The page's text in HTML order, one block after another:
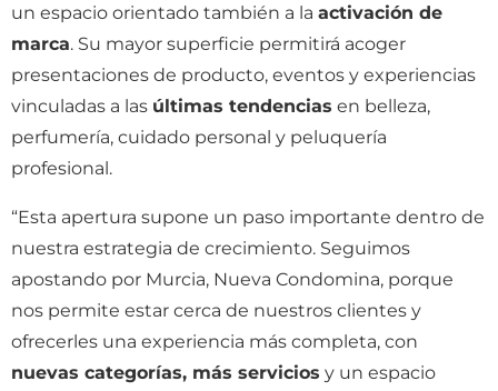
un espacio orientado también a la activación de
marca. Su mayor superficie permitirá acoger
presentaciones de producto, eventos y experiencias
vinculadas a las últimas tendencias en belleza,
perfumería, cuidado personal y peluquería
profesional.
“Esta apertura supone un paso importante dentro de
nuestra estrategia de crecimiento. Seguimos
apostando por Murcia, Nueva Condomina, porque
nos permite estar cerca de nuestros clientes y
ofrecerles una experiencia más completa, con
nuevas categorías, más servicios y un espacio